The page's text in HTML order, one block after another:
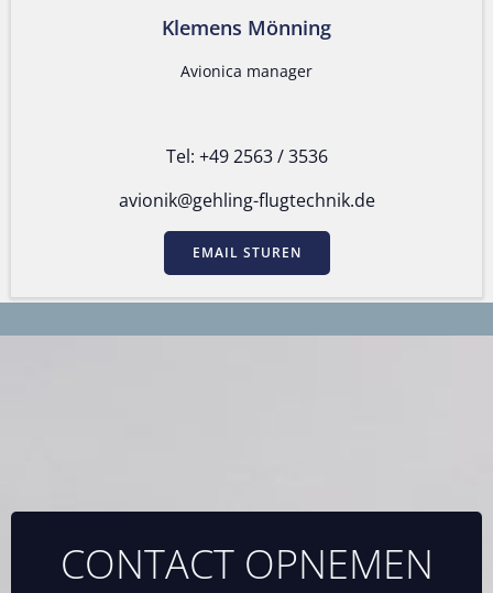
Klemens Mönning
Avionica manager
Tel: +49 2563 / 3536
avionik@gehling-flugtechnik.de
EMAIL STUREN
CONTACT OPNEMEN